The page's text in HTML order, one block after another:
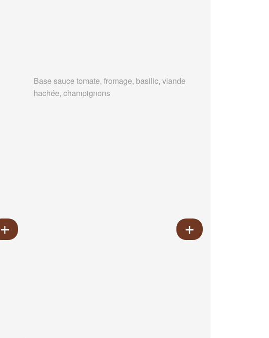
Base sauce tomate, fromage, basilic, viande
hachée, champignons